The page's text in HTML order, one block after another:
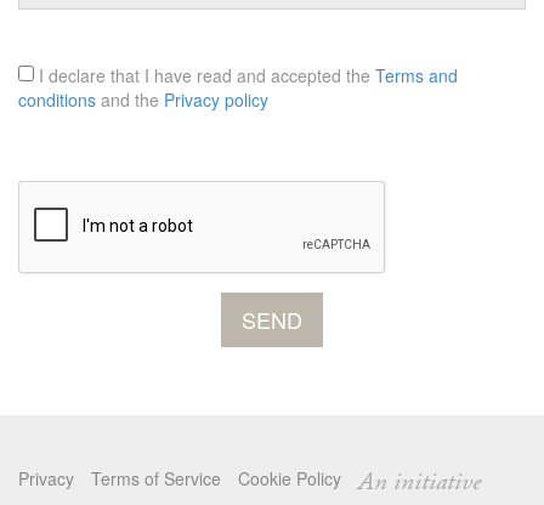
I declare that I have read and accepted the Terms and
conditions and the Privacy policy
Privacy Terms of Service Cookie Policy An initiative